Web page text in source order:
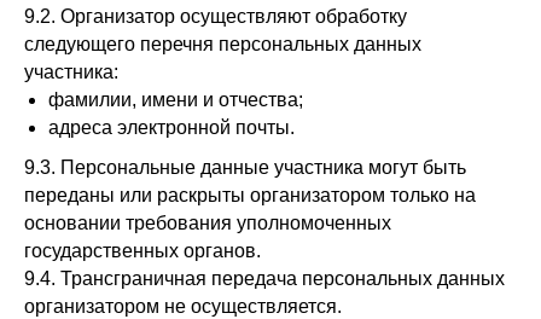
9.2. Организатор осуществляют обработку
следующего перечня персональных данных
участника:
фамилии, имени и отчества;
адреса электронной почты.
9.3. Персональные данные участника могут быть
переданы или раскрыты организатором только на
основании требования уполномоченных
государственных органов.
9.4. Трансграничная передача персональных данных
организатором не осуществляется.